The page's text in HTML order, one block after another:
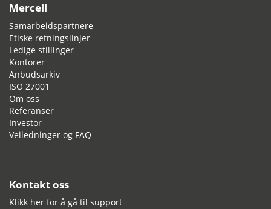
Mercell
Samarbeidspartnere
Etiske retningslinjer
Ledige stillinger
Kontorer
Anbudsarkiv
ISO 27001
Om oss
Referanser
Investor
Veiledninger og FAQ
Kontakt oss
Klikk her for å gå til support